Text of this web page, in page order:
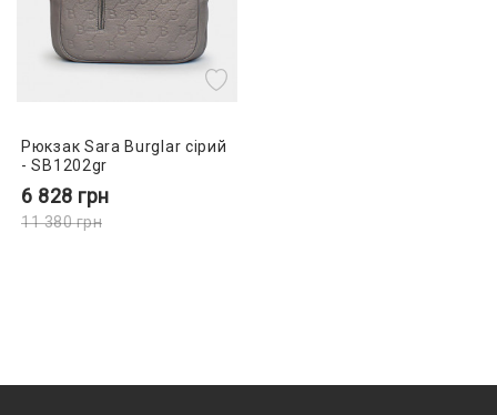
Рюкзак Sara Burglar сірий
- SB1202gr
6 828 грн
11 380грн